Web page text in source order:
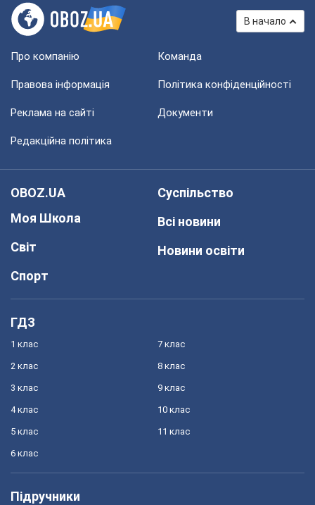
В начало
Про компанію Команда
Правова інформація Політика конфіденційності
Реклама на сайті Документи
Редакційна політика
OBOZ.UA
Моя Школа
Світ
Спорт
Суспільство
Всі новини
Новини освіти
ГДЗ
1 клас
2 клас
3 клас
4 клас
5 клас
6 клас
7 клас
8 клас
9 клас
10 клас
11 клас
Підручники